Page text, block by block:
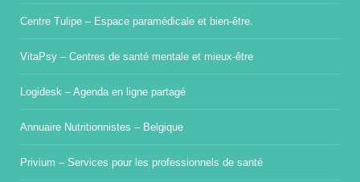
Centre Tulipe – Espace paramédicale et bien-être.
VitaPsy – Centres de santé mentale et mieux-être
Logidesk – Agenda en ligne partagé
Annuaire Nutritionnistes – Belgique
Privium – Services pour les professionnels de santé